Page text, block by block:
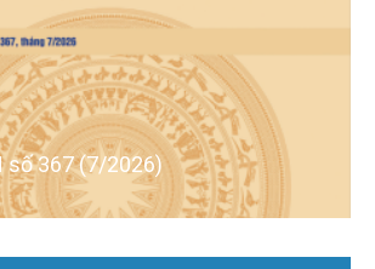
số 367 (7/2026)